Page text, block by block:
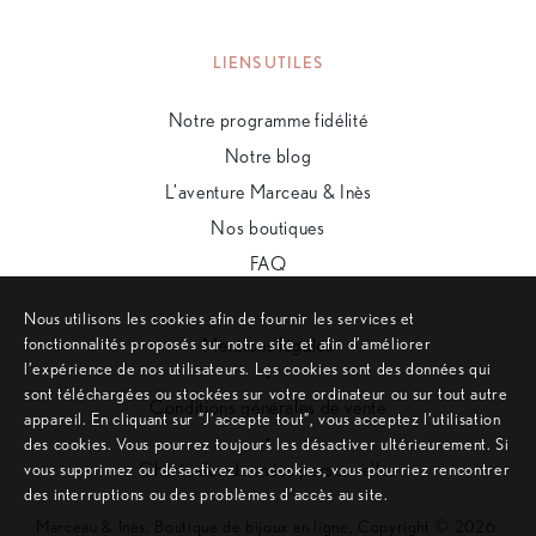
LIENS UTILES
Notre programme fidélité
Notre blog
L’aventure Marceau & Inès
Nos boutiques
FAQ
Mentions légales
•
Conditions générales de vente
•
Charte des données personnelles
Nous utilisons les cookies afin de fournir les services et
fonctionnalités proposés sur notre site et afin d’améliorer
l’expérience de nos utilisateurs. Les cookies sont des données qui
sont téléchargées ou stockées sur votre ordinateur ou sur tout autre
appareil. En cliquant sur ”J’accepte tout”, vous acceptez l’utilisation
des cookies. Vous pourrez toujours les désactiver ultérieurement. Si
vous supprimez ou désactivez nos cookies, vous pourriez rencontrer
des interruptions ou des problèmes d’accès au site.